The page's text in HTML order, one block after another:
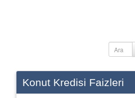
Konut Kredisi Faizleri